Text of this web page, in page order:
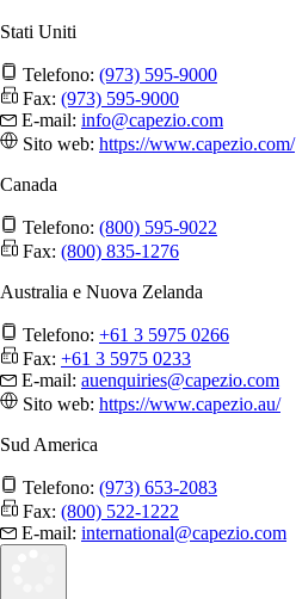
Stati Uniti
Telefono: (973) 595-9000
Fax: (973) 595-9000
E-mail: info@capezio.com
Sito web: https://www.capezio.com/
Canada
Telefono: (800) 595-9022
Fax: (800) 835-1276
Australia e Nuova Zelanda
Telefono: +61 3 5975 0266
Fax: +61 3 5975 0233
E-mail: auenquiries@capezio.com
Sito web: https://www.capezio.au/
Sud America
Telefono: (973) 653-2083
Fax: (800) 522-1222
E-mail: international@capezio.com